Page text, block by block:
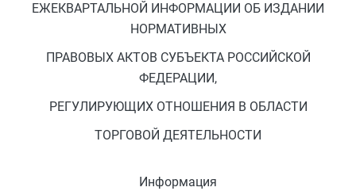
ЕЖЕКВАРТАЛЬНОЙ ИНФОРМАЦИИ ОБ ИЗДАНИИ
НОРМАТИВНЫХ
ПРАВОВЫХ АКТОВ СУБЪЕКТА РОССИЙСКОЙ
ФЕДЕРАЦИИ,
РЕГУЛИРУЮЩИХ ОТНОШЕНИЯ В ОБЛАСТИ
ТОРГОВОЙ ДЕЯТЕЛЬНОСТИ
Информация